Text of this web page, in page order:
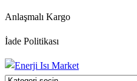
İçeriğe
Anlaşmalı Kargo
İade Politikası